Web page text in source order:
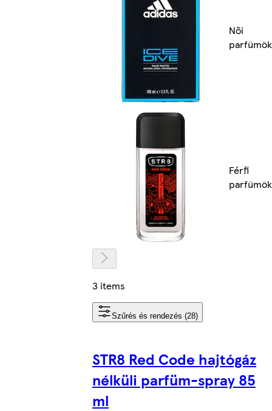
Női
parfümök
Férfi
parfümök
3 items
Szűrés és rendezés (28)
STR8 Red Code hajtógáz
nélküli parfüm-spray 85
ml